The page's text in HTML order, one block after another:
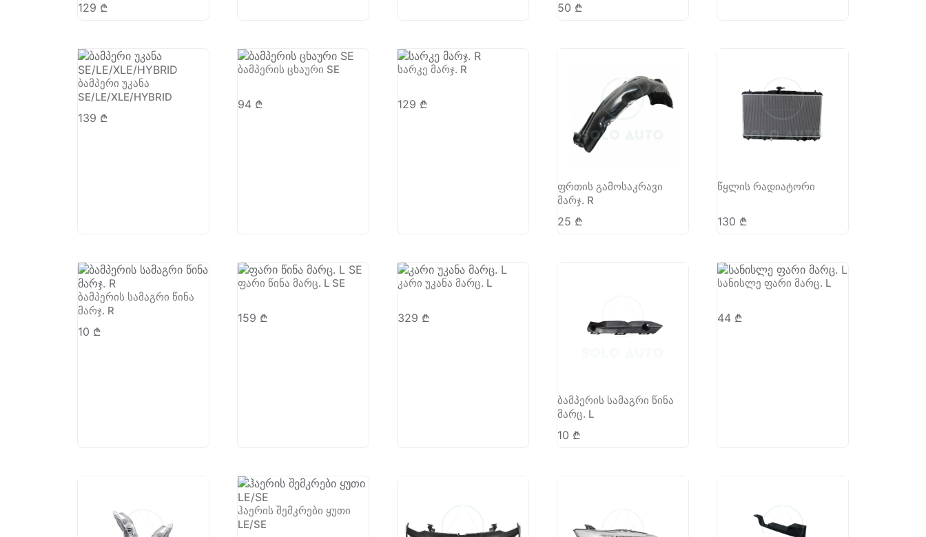
129 ₾ 50 ₾
ბამპერი უკანა
SE/LE/XLE/HYBRID
139 ₾
ბამპერის ცხაური SE
94 ₾
სარკე მარჯ. R
129 ₾
ფრთის გამოსაკრავი
მარჯ. R
25 ₾
წყლის რადიატორი
130 ₾
ბამპერის სამაგრი წინა
მარჯ. R
10 ₾
ფარი წინა მარც. L SE
159 ₾
კარი უკანა მარც. L
329 ₾
ბამპერის სამაგრი წინა
მარც. L
10 ₾
სანისლე ფარი მარც. L
44 ₾
ჰაერის შემკრები ყუთი
LE/SE